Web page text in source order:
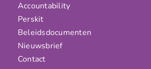
Accountability
Perskit
Beleidsdocumenten
Nieuwsbrief
Contact